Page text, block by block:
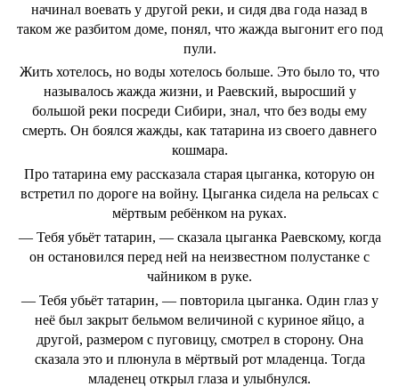
начинал воевать у другой реки, и сидя два года назад в
таком же разбитом доме, понял, что жажда выгонит его под
пули.
Жить хотелось, но воды хотелось больше. Это было то, что
называлось жажда жизни, и Раевский, выросший у
большой реки посреди Сибири, знал, что без воды ему
смерть. Он боялся жажды, как татарина из своего давнего
кошмара.
Про татарина ему рассказала старая цыганка, которую он
встретил по дороге на войну. Цыганка сидела на рельсах с
мёртвым ребёнком на руках.
— Тебя убьёт татарин, — сказала цыганка Раевскому, когда
он остановился перед ней на неизвестном полустанке с
чайником в руке.
— Тебя убьёт татарин, — повторила цыганка. Один глаз у
неё был закрыт бельмом величиной с куриное яйцо, а
другой, размером с пуговицу, смотрел в сторону. Она
сказала это и плюнула в мёртвый рот младенца. Тогда
младенец открыл глаза и улыбнулся.